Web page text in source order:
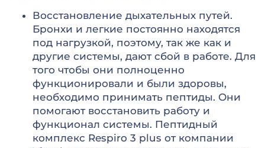
Восстановление дыхательных путей.
Бронхи и легкие постоянно находятся
под нагрузкой, поэтому, так же как и
другие системы, дают сбой в работе. Для
того чтобы они полноценно
функционировали и были здоровы,
необходимо принимать пептиды. Они
помогают восстановить работу и
функционал системы. Пептидный
комплекс Respiro 3 plus от компании